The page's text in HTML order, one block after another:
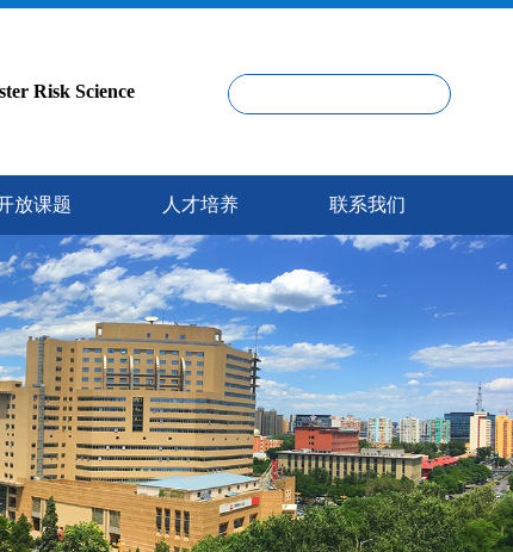
Risk Science
放课题 人才培养 联系我们